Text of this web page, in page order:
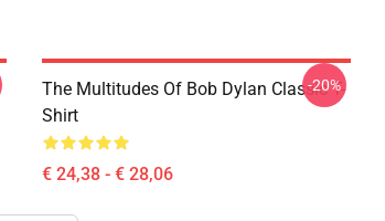
The Multitudes Of Bob Dylan Classic T-
Shirt
€ 24,38 - € 28,06
-20%